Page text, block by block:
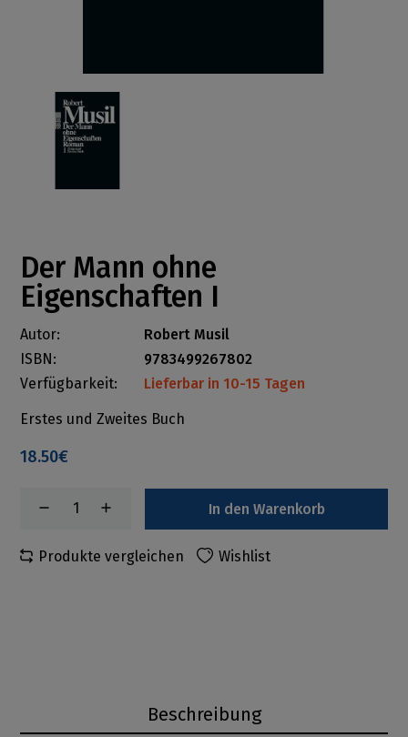
Der Mann ohne
Eigenschaften I
Autor:
Robert Musil
ISBN:
9783499267802
Verfügbarkeit:
Lieferbar in 10-15 Tagen
Erstes und Zweites Buch
18.50€
In den Warenkorb
Produkte vergleichen Wishlist
Beschreibung